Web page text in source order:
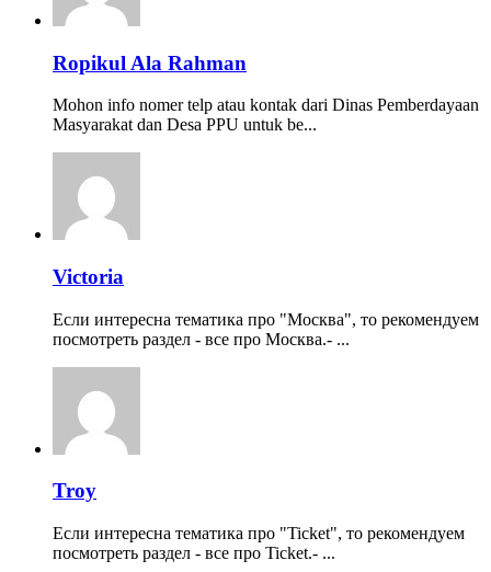
Ropikul Ala Rahman
Mohon info nomer telp atau kontak dari Dinas Pemberdayaan
Masyarakat dan Desa PPU untuk be...
Victoria
Если интересна тематика про "Москва", то рекомендуем
посмотреть раздел - все про Москва.- ...
Troy
Если интересна тематика про "Ticket", то рекомендуем
посмотреть раздел - все про Ticket.- ...